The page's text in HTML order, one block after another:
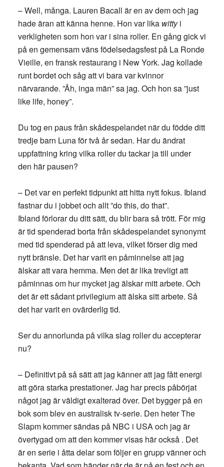
– Well, många. Lauren Bacall är en av dem och jag
hade äran att känna henne. Hon var lika wittyi
verkligheten som hon var i sina roller. En gång gick vi
på en gemensam väns födelsedagsfest på La Ronde
Vieille, en fransk restaurang i New York. Jag kollade
runt bordet och såg att vi bara var kvinnor
närvarande. ”Åh, inga män” sa jag. Och hon sa ”just
like life, honey”.
Du tog en paus från skådespelandet när du födde ditt
tredje barn Luna för två år sedan. Har du ändrat
uppfattning kring vilka roller du tackar ja till under
den här pausen?
– Det var en perfekt tidpunkt att hitta nytt fokus. Ibland
fastnar du i jobbet och allt ”do this, do that”.
Ibland förlorar du ditt sätt, du blir bara så trött. För mig
är tid spenderad borta från skådespelandet synonymt
med tid spenderad på att leva, vilket förser dig med
nytt bränsle. Det har varit en påminnelse att jag
älskar att vara hemma. Men det är lika trevligt att
påminnas om hur mycket jag älskar mitt arbete. Och
det är ett sådant privilegium att älska sitt arbete. Så
det har varit en ovärderlig tid.
Ser du annorlunda på vilka slag roller du accepterar
nu?
– Definitivt på så sätt att jag känner att jag fått energi
att göra starka prestationer. Jag har precis påbörjat
något jag är väldigt exalterad över. Det bygger på en
bok som blev en australisk tv-serie. Den heter The
Slapm kommer sändas på NBC i USA och jag är
övertygad om att den kommer visas här också . Det
är en serie i åtta delar som följer en grupp vänner och